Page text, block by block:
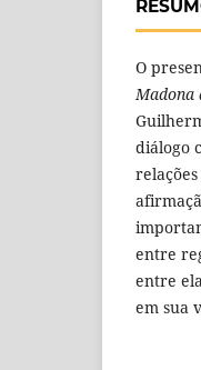
O
Madona
diálogo
entre
entre
em sua